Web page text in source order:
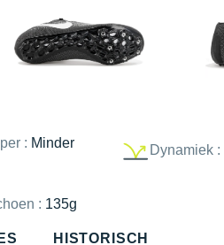
: Minder
Dynamiek :
: 135g
HISTORISCH